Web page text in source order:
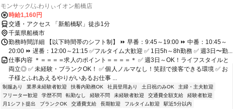
モンサック/ふわりぃイオン船橋店
時給1,160円
交通・アクセス 「新船橋駅」徒歩1分
千葉県船橋市
勤務時間詳細 【以下時間帯のシフト制】 ⏩ 早番：9:45～19:00 ⏩ 中番：10:45～
20:00 ⏩ 遅番：12:00～21:15 ✅フルタイム大歓迎 ✅ 1日5h～8h勤務 ✅ 週3日〜勤...
仕事内容 ＊＝＝＝＝求人のポイント＝＝＝＝＊ ✅ 週3日～OK！ライフスタイルと
両立◎ ✅ 未経験・ブランクOK！ ✅ 個人ノルマなし！笑顔で接客できる環境 ✅ お
子様とふれあえるやりがいあるお仕事 ...
制服あり 業界未経験者歓迎 扶養内勤務OK 社員登用あり 土日祝のみOK
主婦・主夫歓迎
フリーター歓迎
学歴不問 転勤なし 経験不問 未経験者歓迎 交通費全額支給
経験者歓迎
月1シフト提出
ブランクOK 交通費支給 長期歓迎 フルタイム歓迎
駅近5分以内